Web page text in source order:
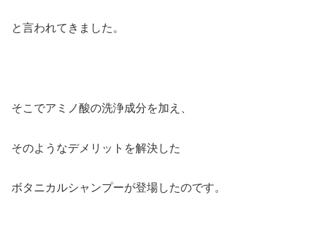
と言われてきました。
そこでアミノ酸の洗浄成分を加え、
そのようなデメリットを解決した
ボタニカルシャンプーが登場したのです。